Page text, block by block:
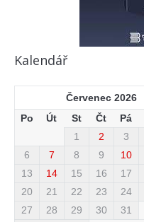
Kalendář
Červenec 2026
Po
Út St Čt Pá
1 2 3
6
7 8 9 10
13
14 15 16 17
20
21 22 23 24
27
28 29 30 31